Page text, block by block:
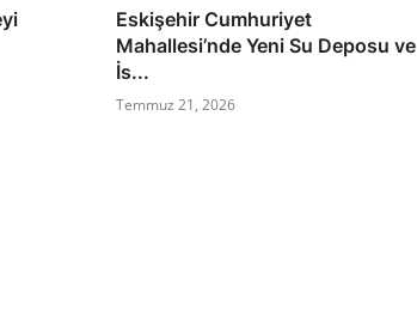
Eskişehir Cumhuriyet
Mahallesi’nde Yeni Su Deposu ve
İs...
Temmuz 21, 2026